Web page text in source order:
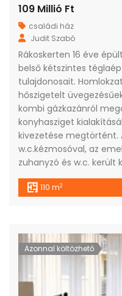
109 Millió Ft
családi ház
Judit Szabó
Rákoskerten 16 éve
belső kétszintes
tulajdonosait.
hőszigetelt
kombi gázkazánról
konyhasziget
kivezetése megtörtént.
w.c.kézmosóval, az
zuhanyzó és w.c. került
110 m2
Azonnal költözhető